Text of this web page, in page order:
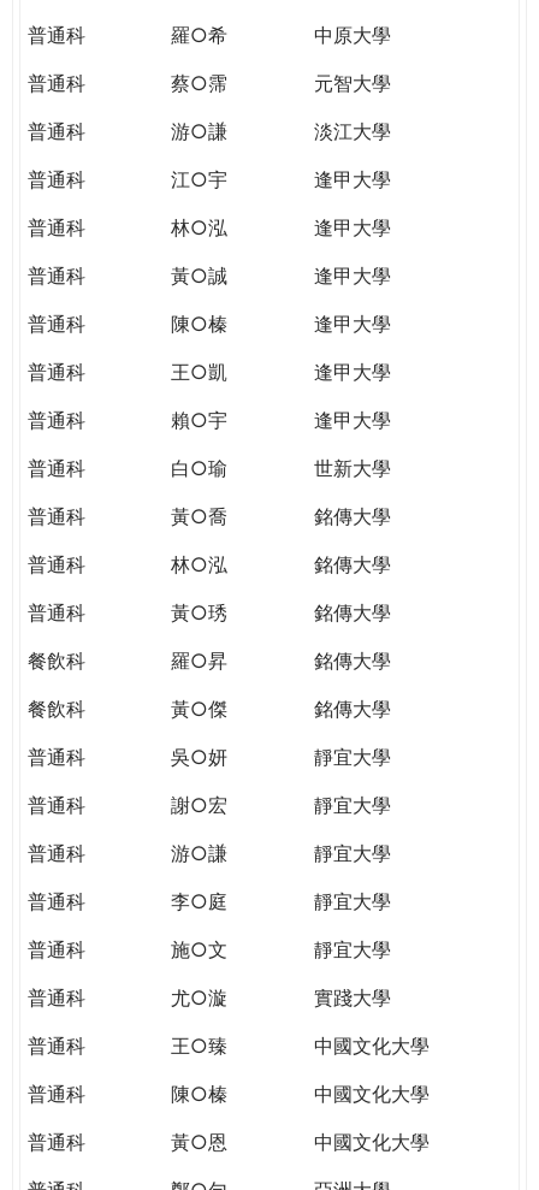
普通科
羅○希
中原大學
普通科
蔡○霈
元智大學
普通科
游○謙
淡江大學
普通科
江○宇
逢甲大學
普通科
林○泓
逢甲大學
普通科
黃○誠
逢甲大學
普通科
陳○榛
逢甲大學
普通科
王○凱
逢甲大學
普通科
賴○宇
逢甲大學
普通科
白○瑜
世新大學
普通科
黃○喬
銘傳大學
普通科
林○泓
銘傳大學
普通科
黃○琇
銘傳大學
餐飲科
羅○昇
銘傳大學
餐飲科
黃○傑
銘傳大學
普通科
吳○妍
靜宜大學
普通科
謝○宏
靜宜大學
普通科
游○謙
靜宜大學
普通科
李○庭
靜宜大學
普通科
施○文
靜宜大學
普通科
尤○漩
實踐大學
普通科
王○臻
中國文化大學
普通科
陳○榛
中國文化大學
普通科
黃○恩
中國文化大學